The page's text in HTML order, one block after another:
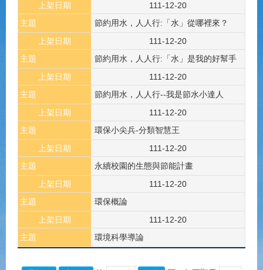
上架日期
111-12-20
主題
節約用水，人人行:「水」從哪裡來？
上架日期
111-12-20
主題
節約用水，人人行:「水」是我的好幫手
上架日期
111-12-20
主題
節約用水，人人行--我是節水小達人
上架日期
111-12-20
主題
環保小尖兵-分類智慧王
上架日期
111-12-20
主題
永續校園的生態與節能計畫
上架日期
111-12-20
主題
環保概論
上架日期
111-12-20
主題
環境科學導論